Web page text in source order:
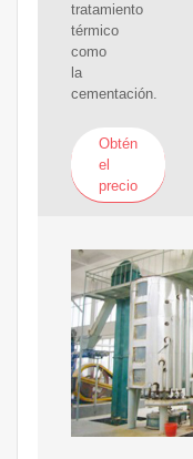
tratamiento
térmico
como
la
cementación.
Obtén
el
precio